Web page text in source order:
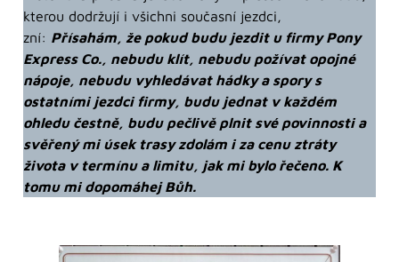
kterou dodržují i všichni současní jezdci,
zní: Přísahám, že pokud budu jezdit u firmy Pony
Express Co., nebudu klít, nebudu požívat opojné
nápoje, nebudu vyhledávat hádky a spory s
ostatními jezdci firmy, budu jednat v každém
ohledu čestně, budu pečlivě plnit své povinnosti a
svěřený mi úsek trasy zdolám i za cenu ztráty
života v termínu a limitu, jak mi bylo řečeno. K
tomu mi dopomáhej Bůh.